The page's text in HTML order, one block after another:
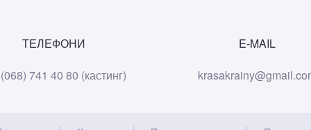
ТЕЛЕФОНИ
741 40 80 (кастинг)
E-MAIL